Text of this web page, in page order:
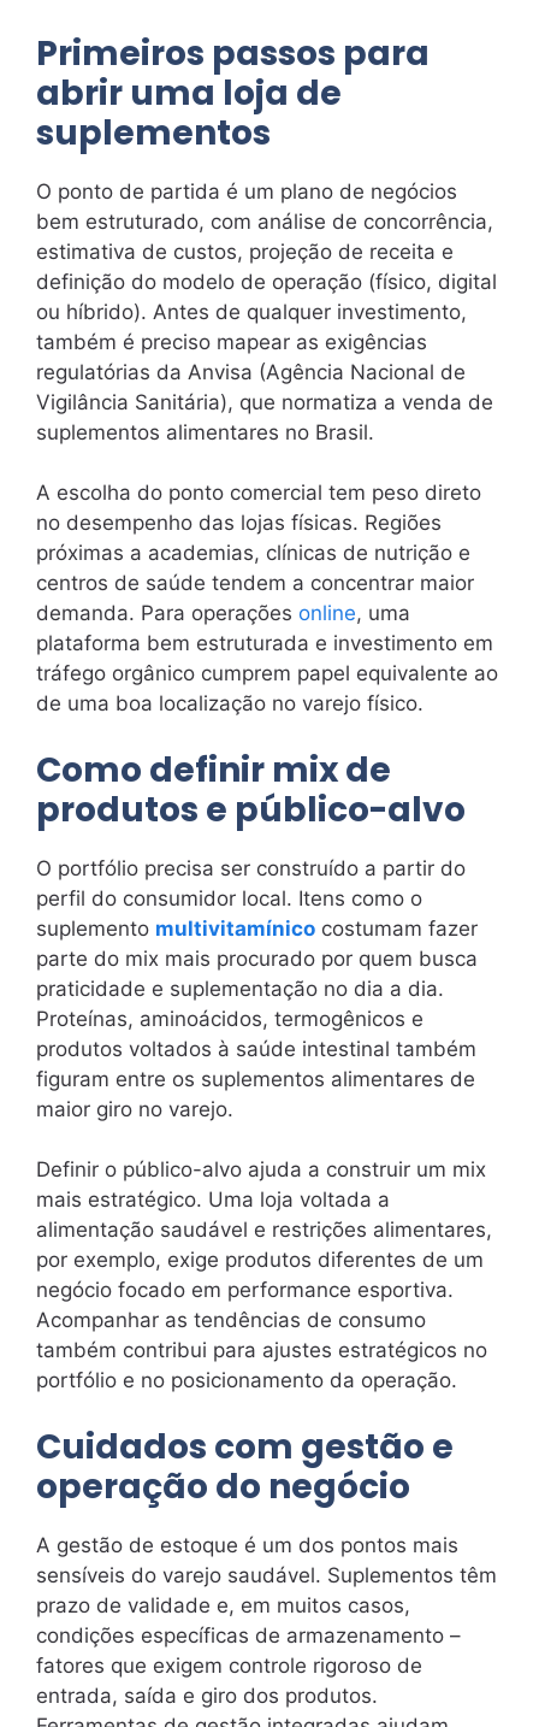
Primeiros passos para
abrir uma loja de
suplementos
O ponto de partida é um plano de negócios
bem estruturado, com análise de concorrência,
estimativa de custos, projeção de receita e
definição do modelo de operação (físico, digital
ou híbrido). Antes de qualquer investimento,
também é preciso mapear as exigências
regulatórias da Anvisa (Agência Nacional de
Vigilância Sanitária), que normatiza a venda de
suplementos alimentares no Brasil.
A escolha do ponto comercial tem peso direto
no desempenho das lojas físicas. Regiões
próximas a academias, clínicas de nutrição e
centros de saúde tendem a concentrar maior
demanda. Para operações online, uma
plataforma bem estruturada e investimento em
tráfego orgânico cumprem papel equivalente ao
de uma boa localização no varejo físico.
Como definir mix de
produtos e público-alvo
O portfólio precisa ser construído a partir do
perfil do consumidor local. Itens como o
suplemento multivitamínico costumam fazer
parte do mix mais procurado por quem busca
praticidade e suplementação no dia a dia.
Proteínas, aminoácidos, termogênicos e
produtos voltados à saúde intestinal também
figuram entre os suplementos alimentares de
maior giro no varejo.
Definir o público-alvo ajuda a construir um mix
mais estratégico. Uma loja voltada a
alimentação saudável e restrições alimentares,
por exemplo, exige produtos diferentes de um
negócio focado em performance esportiva.
Acompanhar as tendências de consumo
também contribui para ajustes estratégicos no
portfólio e no posicionamento da operação.
Cuidados com gestão e
operação do negócio
A gestão de estoque é um dos pontos mais
sensíveis do varejo saudável. Suplementos têm
prazo de validade e, em muitos casos,
condições específicas de armazenamento –
fatores que exigem controle rigoroso de
entrada, saída e giro dos produtos.